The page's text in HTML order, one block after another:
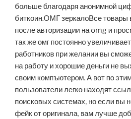
больше благодаря анонимной
биткоин.ОМГ зеркалоВсе товары
после авторизации на omg и
так же омг постоянно
работников при желании вы
на работу и хорошие деньги не
своим компъютером. А вот по
пользователи легко находят
поисковых системах, но если вы
фейк от оригинала, вам лучше